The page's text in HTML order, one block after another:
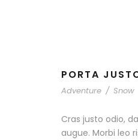
PORTA
Adventure / Snow
Cras justo odio,
augue. Morbi leo